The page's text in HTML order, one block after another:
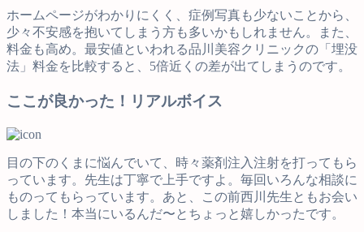
ホームページがわかりにくく、症例写真も少ないことから、
少々不安感を抱いてしまう方も多いかもしれません。また、
料金も高め。最安値といわれる品川美容クリニックの「埋没
法」料金を比較すると、5倍近くの差が出てしまうのです。
ここが良かった！リアルボイス
目の下のくまに悩んでいて、時々薬剤注入注射を打ってもら
っています。先生は丁寧で上手ですよ。毎回いろんな相談に
ものってもらっています。あと、この前西川先生ともお会い
しました！本当にいるんだ〜とちょっと嬉しかったです。